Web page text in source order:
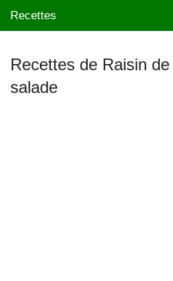
Recettes
Mes blogs préférés
Recettes de Raisin
salade